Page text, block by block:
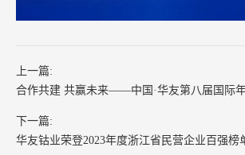
上一篇:
合作共建 共赢未来——中国·华友第八届国际
下一篇:
华友钴业荣登2023年度浙江省民营企业百强榜